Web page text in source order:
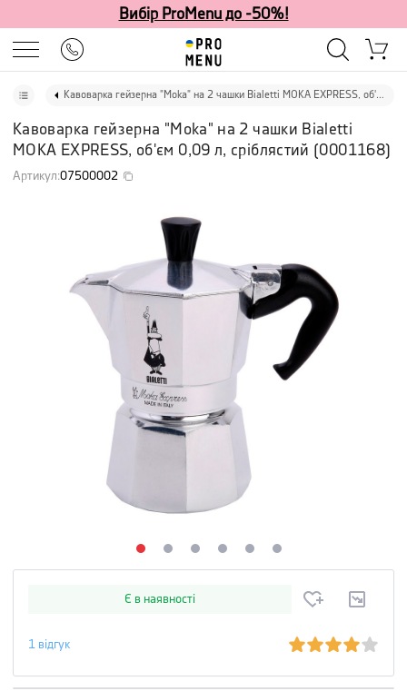
Вибір ProMenu до -50%!
Кавоварка гейзерна "Moka" на 2 чашки Bialetti MOKA EXPRESS, об'єм 0,09 л, сріблястий
Кавоварка гейзерна "Moka" на 2 чашки Bialetti
MOKA EXPRESS, об'єм 0,09 л, сріблястий (0001168)
Артикул:07500002
Є в наявності
1 відгук